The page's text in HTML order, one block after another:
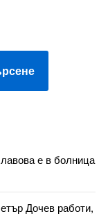
е в болница
Дочев работи,